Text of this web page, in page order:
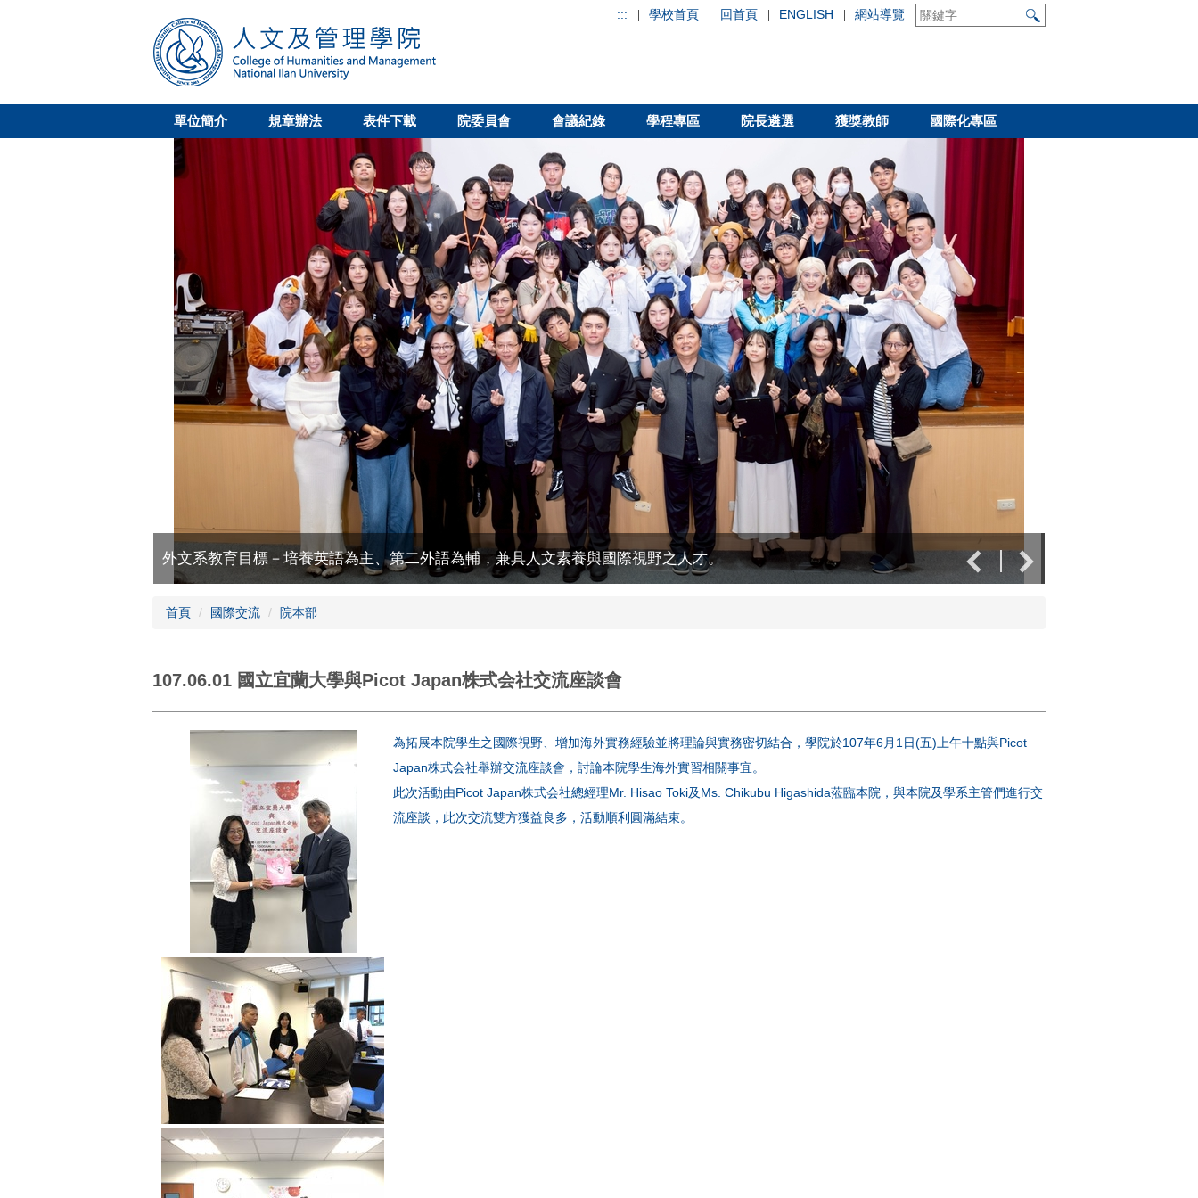
容
::: 學校首頁 回首頁 ENGLISH 網站導覽
單位簡介 規章辦法 表件下載 院委員會 會議紀錄 學程專區 院長遴選 獲獎教師 國際化專區
外文系教育目標－培養英語為主、第二外語為輔，兼具人文素養與國際視野之人才。
首頁 國際交流 院本部
107.06.01 國立宜蘭大學與Picot Japan株式会社交流座談會
為拓展本院學生之國際視野、增加海外實務經驗並將理論與實務密切結合，學院於107年6月1日(五)上午十點與Picot
Japan株式会社舉辦交流座談會，討論本院學生海外實習相關事宜。
此次活動由Picot Japan株式会社總經理Mr. Hisao Toki及Ms. Chikubu Higashida蒞臨本院，與本院及學系主管們進行交
流座談，此次交流雙方獲益良多，活動順利圓滿結束。